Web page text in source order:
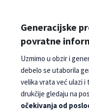
Generacijske
povratne
Uzmimo u obzir i
debelo se utaborila
velika vrata već ulazi i
drukčije gledaju na
očekivanja od